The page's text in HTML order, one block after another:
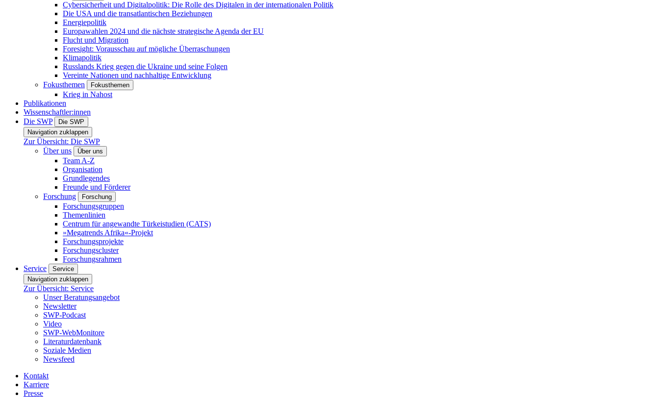
Cybersicherheit und Digitalpolitik: Die Rolle des Digitalen in der internationalen Politik
Die USA und die transatlantischen Beziehungen
Energiepolitik
Europawahlen 2024 und die nächste strategische Agenda der EU
Flucht und Migration
Foresight: Vorausschau auf mögliche Überraschungen
Klimapolitik
Russlands Krieg gegen die Ukraine und seine Folgen
Vereinte Nationen und nachhaltige Entwicklung
Fokusthemen
Fokusthemen
Krieg in Nahost
Publikationen
Wissenschaftler:innen
Die SWP
Die SWP
Navigation zuklappen
Zur Übersicht: Die SWP
Über uns
Über uns
Team A-Z
Organisation
Grundlegendes
Freunde und Förderer
Forschung
Forschung
Forschungsgruppen
Themenlinien
Centrum für angewandte Türkeistudien (CATS)
»Megatrends Afrika«-Projekt
Forschungsprojekte
Forschungscluster
Forschungsrahmen
Service
Service
Navigation zuklappen
Zur Übersicht: Service
Unser Beratungsangebot
Newsletter
SWP-Podcast
Video
SWP-WebMonitore
Literaturdatenbank
Soziale Medien
Newsfeed
Kontakt
Karriere
Presse